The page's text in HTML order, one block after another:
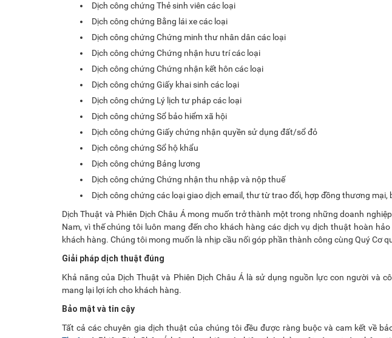
Dịch công chứng Thẻ sinh viên các loại
Dịch công chứng Bằng lái xe các loại
Dịch công chứng Chứng minh thư nhân dân các loại
Dịch công chứng Chứng nhận hưu trí các loại
Dịch công chứng Chứng nhận kết hôn các loại
Dịch công chứng Giấy khai sinh các loại
Dịch công chứng Lý lịch tư pháp các loại
Dịch công chứng Sổ bảo hiểm xã hội
Dịch công chứng Giấy chứng nhận quyền sử dụng đất/sổ đỏ
Dịch công chứng Sổ hộ khẩu
Dịch công chứng Bảng lương
Dịch công chứng Chứng nhận thu nhập và nộp thuế
Dịch công chứng các loại giao dịch email, thư từ trao đổi, hợp đồng thương mại,
Dịch Thuật và Phiên Dịch Châu Á mong muốn trở thành một trong những doanh nghiệp
Nam, vì thế chúng tôi luôn mang đến cho khách hàng các dịch vụ dịch thuật hoàn
khách hàng. Chúng tôi mong muốn là nhịp cầu nối góp phần thành công cùng Quý Cơ
Giải pháp dịch thuật đúng
Khả năng của Dịch Thuật và Phiên Dịch Châu Á là sử dụng nguồn lực con người và
mang lại lợi ích cho khách hàng.
Bảo mật và tin cậy
Tất cả các chuyên gia dịch thuật của chúng tôi đều được ràng buộc và cam kết về